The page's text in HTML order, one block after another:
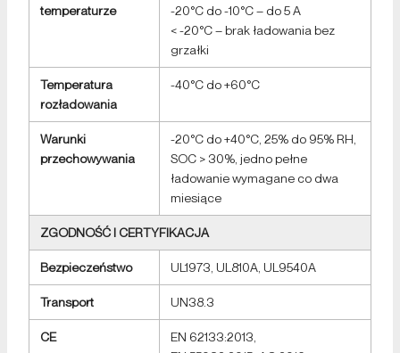
temperaturze
-20°C do -10°C – do 5 A
< -20°C – brak ładowania bez
grzałki
Temperatura
rozładowania
-40°C do +60°C
Warunki
przechowywania
-20°C do +40°C, 25% do 95% RH,
SOC > 30%, jedno pełne
ładowanie wymagane co dwa
miesiące
ZGODNOŚĆ I CERTYFIKACJA
Bezpieczeństwo UL1973, UL810A, UL9540A
Transport UN38.3
CE
EN 62133:2013,